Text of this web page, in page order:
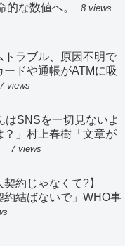
的な数値へ。
8 views
トラブル、原因不明で
ドや通帳がATMに吸
7 views
はSNSを一切見ないよ
？」村上春樹「文章が
7 views
契約じゃなくて?】
約結ばないで」WHO事